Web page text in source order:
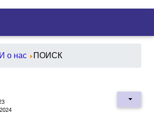
о нас ПОИСК